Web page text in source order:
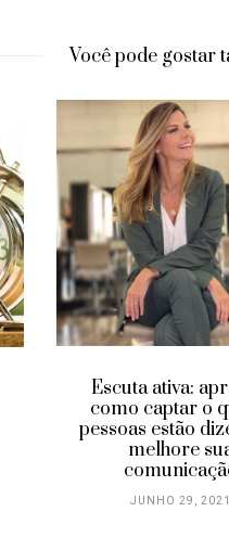
Você pode gostar
Escuta ativa:
como captar o
pessoas estão
melhore
JUNHO 29, 2021